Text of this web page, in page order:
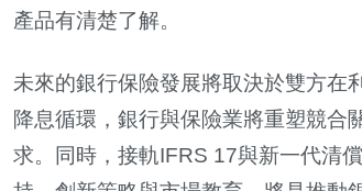
產品有清楚了解。
未來的銀行保險發展將取決於雙方在
降息循環，銀行與保險業將重塑競合
求。同時，接軌IFRS 17與新一代清